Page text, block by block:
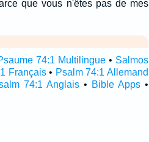
que vous n'êtes pas de mes
74:1 Multilingue • Salmos
Français• Psalm 74:1 Allemand
74:1 Anglais • Bible Apps •